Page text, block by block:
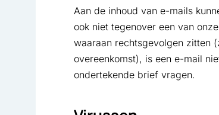
Aan de inhoud van e-mails
ook niet tegenover een van
waaraan rechtsgevolgen zitten
overeenkomst), is een e-mail
ondertekende brief vragen.